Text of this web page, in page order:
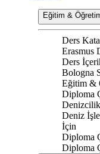
Eğitim &
Ders
Erasmus
Ders
Bologna
Eğitim &
Diploma
Deniz
İçin
Diploma
Diploma